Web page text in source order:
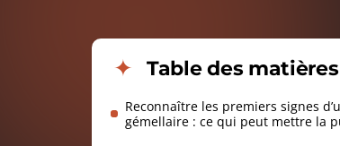
Table des matières
Reconnaître les premiers signes
gémellaire : ce qui peut mettre la